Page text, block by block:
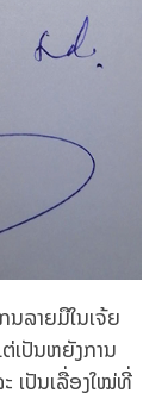
ນລາຍມືໃນເຈ້ຍ
ເປັນຫຍັງການ
ເປັນເລື່ອງໃໝ່ທີ່